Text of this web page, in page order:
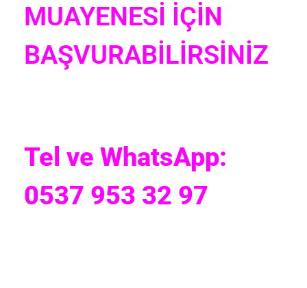
MUAYENESİ İÇİN
BAŞVURABİLİRSİNİZ
Tel ve WhatsApp:
0537 953 32 97